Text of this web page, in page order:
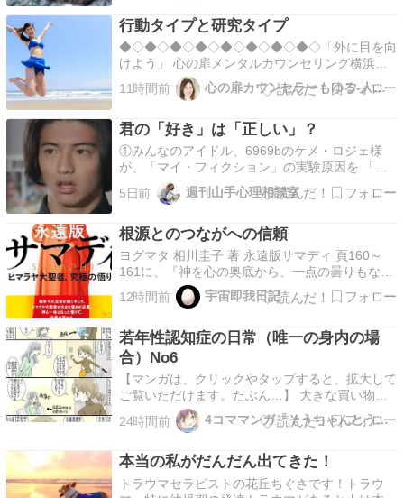
がした。「ウワッ！」 その物体を振り払うと、
床に1匹のアブラ…
行動タイプと研究タイプ
​◆◇◆◇◆◇◆◇◆◇◆◇◆◇◆◇「外に目を向
けよう」 心の扉メンタルカウンセリング横浜
◆◇◆◇◆◇◆◇◆◇◆◇◆◇◆◇にほんブログ
村 行動することと研究すること、どちらの方が
代は優等生なタイプが多く、学歴も良いでしょ
う。 しかし、…
11時間前 心の扉カウンセラーもゆる-人生の悩みの解決方法教えます
君の「好き」は「正しい」？
①みんなのアイドル、6969bのケメ・ロジェ様
が、「マイ・フィクション」の実験原因を 「節
税」だと激当てしました。もっともっと頑張って
ください！ ②だいたい、人間が「子供を作りた
することなんて考えられないですよね。まあ、C
国なら国民の…
5日前 週刊山手心理相談室
根源とのつながへの信頼
ヨグマタ 相川圭子 著 永遠版サマディ 頁160～
161に、『神を心の奥底から、一点の曇りもなく
強く信じることで、信頼のパイプが太くなり、神
からの大きな恩恵をいただくことができます。』
る自分（偽我）に意識が向いていると、過去の記
憶や…
12時間前 宇宙即我日記
若年性認知症の日常（唯一の身内の場
合）No6
【マンガは、クリックやタップすると、拡大して
ご覧いただけます。たぶん…】 大きな買い物は
しないけど、同じものを何度も何個も買ってきま
す。冷蔵庫やキッチン用の収納だけでなく、あり
そして食べない…😓 あげくに手持ちのお金が足
りなくなり、体…
24時間前 4コママンガ「そうちゃんとうっちー」
本当の私がだんだん出てきた！
トラウマセラピストの花丘ちぐさです！トラウ